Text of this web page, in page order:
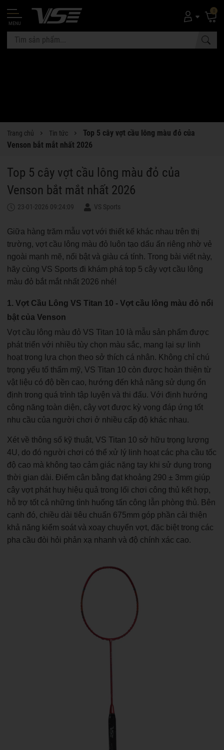
MENU
0
Trang chủ Tin tức
Top 5 cây vợt cầu lông màu đỏ của
Venson bắt mắt nhất 2026
Top 5 cây vợt cầu lông màu đỏ của
Venson bắt mắt nhất 2026
23-01-2026 09:24:09 VS Sports
Giữa hàng trăm mẫu vợt với thiết kế khác nhau trên thị
trường, vợt cầu lông màu đỏ luôn tạo dấu ấn riêng nhờ vẻ
ngoài mạnh mẽ, nổi bật và giàu cá tính. Trong bài viết này,
hãy cùng VS Sports đi khám phá top 5 cây vợt cầu lông
màu đỏ bắt mắt nhất 2026 nhé!
1. Vợt Cầu Lông VS Titan 10 - Vợt cầu lông màu đỏ nổi
bật của Venson
Vợt cầu lông màu đỏ VS Titan 10 là mẫu sản phẩm được
phát triển với nhiều tùy chọn màu sắc, mang lại sự linh
hoạt trong lựa chọn theo sở thích cá nhân. Không chỉ chú
trọng yếu tố thẩm mỹ, VS Titan 10 còn được hoàn thiện từ
vật liệu có độ bền cao, hướng đến khả năng sử dụng ổn
định trong quá trình tập luyện và thi đấu. Với định hướng
công năng toàn diện, cây vợt được kỳ vọng đáp ứng tốt
nhu cầu của người chơi ở nhiều cấp độ khác nhau.
Xét về thông số kỹ thuật, VS Titan 10 sở hữu trọng lượng
4U, do đó người chơi có thể xử lý linh hoạt các pha cầu tốc
độ cao mà không tạo cảm giác nặng tay khi sử dụng trong
thời gian dài. Điểm cân bằng đạt khoảng 290 ± 3mm giúp
cây vợt phát huy hiệu quả trong lối chơi công thủ kết hợp,
hỗ trợ tốt cả những tình huống tấn công lẫn phòng thủ. Bên
cạnh đó, chiều dài tiêu chuẩn 675mm góp phần cải thiện
khả năng kiểm soát và xoay chuyển vợt, đặc biệt trong các
pha cầu đòi hỏi phản xạ nhanh và độ chính xác cao.